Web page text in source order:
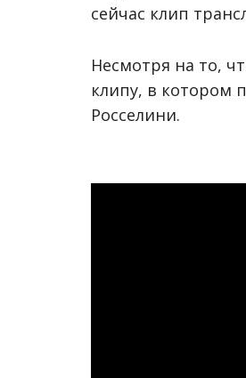
сейчас клип
Несмотря на то,
клипу, в котором
Росселини.